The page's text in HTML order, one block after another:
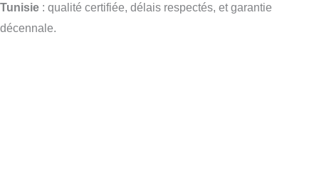
Tunisie : qualité certifiée, délais respectés, et garantie
décennale.